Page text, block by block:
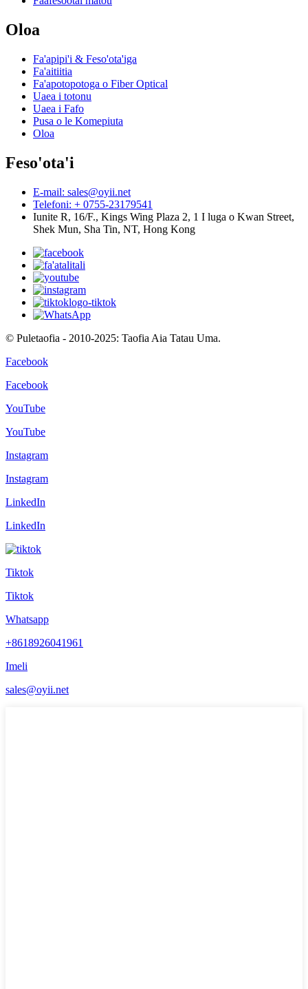
Oloa
Fa'apipi'i & Feso'ota'iga
Fa'aitiitia
Fa'apotopotoga o Fiber Optical
Uaea i totonu
Uaea i Fafo
Pusa o le Komepiuta
Oloa
Feso'ota'i
E-mail: sales@oyii.net
Telefoni: + 0755-23179541
Iunite R, 16/F., Kings Wing Plaza 2, 1 I luga o Kwan Street,
Shek Mun, Sha Tin, NT, Hong Kong
© Puletaofia - 2010-2025: Taofia Aia Tatau Uma.
Facebook
Facebook
YouTube
YouTube
Instagram
Instagram
LinkedIn
LinkedIn
Tiktok
Tiktok
Whatsapp
+8618926041961
Imeli
sales@oyii.net